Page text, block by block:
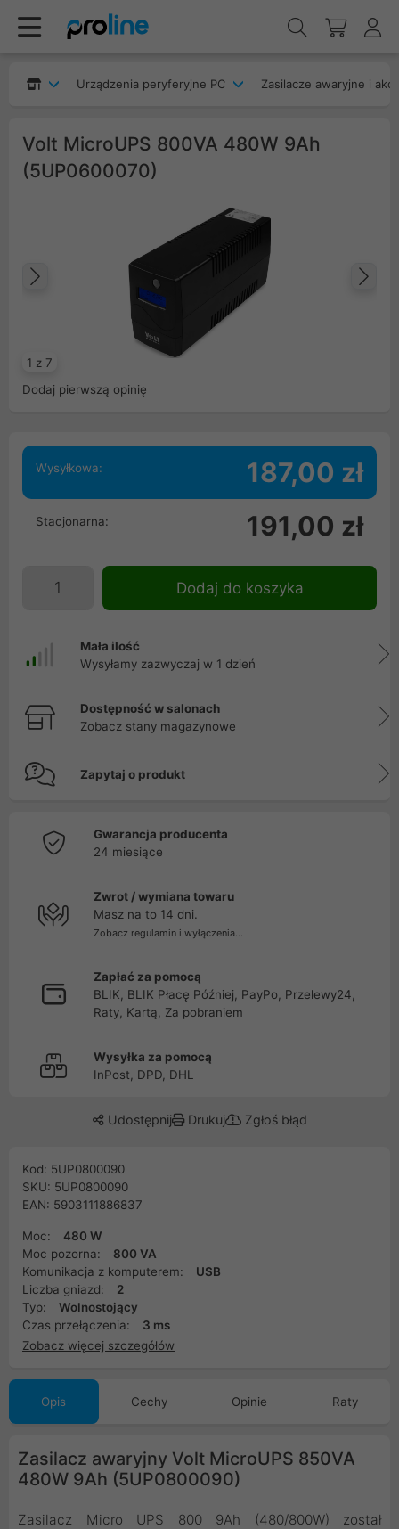
Urządzenia peryferyjne PC Zasilacze awaryjne i
Volt MicroUPS 800VA 480W 9Ah
(5UP0600070)
1 z 7
Poprzedni
Dodaj pierwszą opinię
Wysyłkowa: 187,00 zł
Stacjonarna: 191,00 zł
Dodaj do koszyka
Mała ilość
Wysyłamy zazwyczaj w 1 dzień
Dostępność w salonach
Zobacz stany magazynowe
Zapytaj o produkt
Gwarancja producenta
24 miesiące
Zwrot / wymiana towaru
Masz na to 14 dni.
Zobacz regulamin i wyłączenia...
Zapłać za pomocą
BLIK, BLIK Płacę Później, PayPo, Przelewy24,
Raty, Kartą, Za pobraniem
Wysyłka za pomocą
InPost, DPD, DHL
Udostępnij Drukuj Zgłoś błąd
Kod: 5UP0800090
SKU: 5UP0800090
EAN: 5903111886837
Moc:
480 W
Moc pozorna:
800 VA
Komunikacja z komputerem:
USB
Liczba gniazd:
2
Typ:
Wolnostojący
Czas przełączenia:
3 ms
Zobacz więcej szczegółów
Opis Cechy Opinie Raty
Zasilacz awaryjny Volt MicroUPS 850VA
480W 9Ah (5UP0800090)
Zasilacz Micro UPS 800 9Ah (480/800W) został